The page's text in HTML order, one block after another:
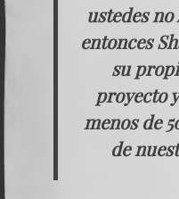
ustedes no
entonces
su
proyecto
menos de
de